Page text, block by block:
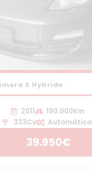
S Hybrido
2011
190.000Km
333Cv
Automática
39.950€